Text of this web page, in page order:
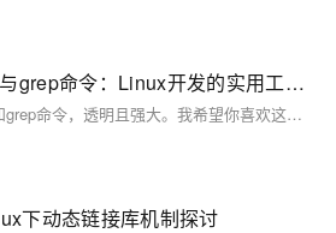
详解Ubuntu的strings与grep命令：Linux开发的实用工具。
这就是Ubuntu中的strings和grep命令，透明且强大。我希望你喜欢这个神奇的世界，并能在你的Linux开发旅程上，通过它们找到你的方向。记住，你的电脑是你的舞台，在上面你可以做任何你想做的事，只要你敢于尝试。
下动态链接库机制探讨